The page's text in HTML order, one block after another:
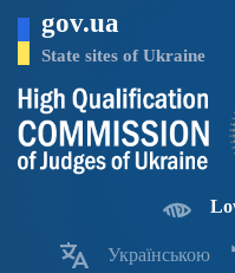
main
gov.ua
State sites of Ukraine
Українською